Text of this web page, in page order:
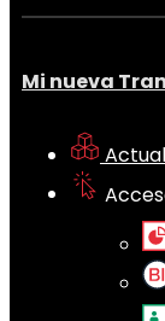
Mi nueva